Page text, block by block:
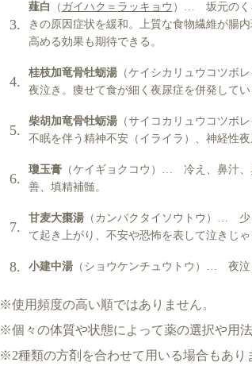
薤白 （ ガイハク＝ラッキョウ ）… 坂元のく
きの原因症状を緩和。上質な食物繊維が腸
高める効果も期待できる。
桂枝加竜骨牡蛎湯（ケイシカリュウコツボ
夜泣き。痩せて食が細く夜尿症を併発してい
柴胡加竜骨牡蛎湯（サイコカリュウコツボ
不眠を伴う精神不安（イライラ）、神経性夜
瓊玉膏（ケイギョクコウ）… 冷え、鼻汁、
善、填精補髄。
甘麦大棗湯（カンバクタイソウトウ）… 少
て起き上がり、不安や恐怖を表して泣きじ
小建中湯（ショウケンチュウトウ）… 夜泣
※使用頻度の高い順ではありません。
※個々の体質や状態によって薬の選択や用
※2種類の方剤を合わせて用いる場合もあり